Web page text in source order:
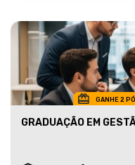
GANHE 2
GRADUAÇÃO EM